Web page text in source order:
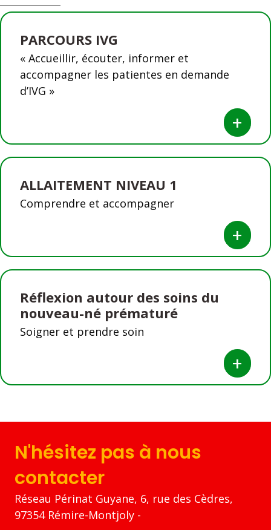
PARCOURS IVG
« Accueillir, écouter, informer et
accompagner les patientes en demande
d’IVG »
+
ALLAITEMENT NIVEAU 1
Comprendre et accompagner
+
Réflexion autour des soins du
nouveau-né prématuré
Soigner et prendre soin
+
N'hésitez pas à nous
contacter
Réseau Périnat Guyane, 6, rue des Cèdres,
97354 Rémire-Montjoly -